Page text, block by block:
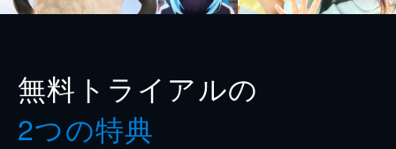
無料トライアルの
2つの特典